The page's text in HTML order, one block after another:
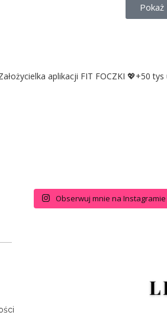
Pokaż
aplikacji FIT FOCZKI 💖+50 tys
Obserwuj mnie na Instagramie